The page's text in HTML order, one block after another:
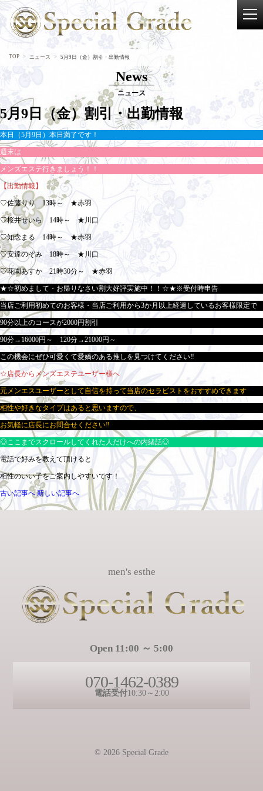
TOP ニュース 5月9日（金）割引・出勤情報
News
ニュース
5月9日（金）割引・出勤情報
本日（5月9日）本日満了です！
週末は
メンズエステ行きましょう！！
【出勤情報】
♡佐藤りり 13時～ ★赤羽
♡桜井せいら 14時～ ★川口
♡知念まる 14時～ ★赤羽
♡安達のぞみ 18時～ ★川口
♡花園あすか 21時30分～ ★赤羽
★☆初めまして・お帰りなさい割大好評実施中！！☆★※受付時申告
当店ご利用初めてのお客様・当店ご利用から3か月以上経過しているお客様限定で
90分以上のコースが2000円割引
90分→16000円～ 120分→21000円～
この機会にぜひ可愛くて愛嬌のある推しを見つけてください‼
☆店長からメンズエステユーザー様へ
元メンエスユーザーとして自信を持って当店のセラピストをおすすめできます
相性や好きなタイプはあると思いますので、
お気軽に店長にお問合せください‼
◎ここまでスクロールしてくれた人だけへの内緒話◎
電話で好みを教えて頂けると
相性のいい子をご案内しやすいです！
古い記事へ 新しい記事へ
men's esthe
Open 11:00 ～ 5:00
070-1462-0389
電話受付10:30～2:00
© 2026 Special Grade